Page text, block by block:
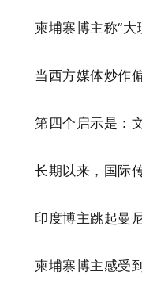
柬埔寨博主称“大
当西方媒体炒作
第四个启示是：
长期以来，国际
印度博主跳起曼
柬埔寨博主感受